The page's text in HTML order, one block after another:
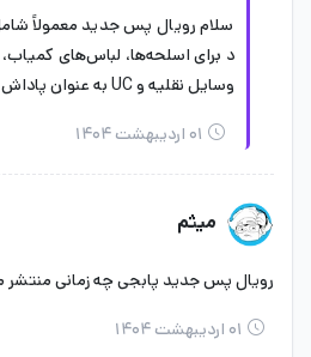
سلام رویال پس جدید معمولاً
د برای اسلحه‌ها، لباس‌های
وسایل نقلیه و UC به عنوان پاداش است.
۰۱ اردیبهشت ۱۴۰۴
میثم
رویال پس جدید پابجی چه زمانی
۰۱ اردیبهشت ۱۴۰۴